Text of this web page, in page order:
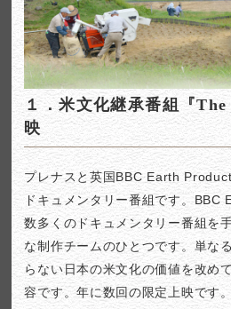
１．米文化継承番組『
映
プレナスと英国BBC Earth
ドキュメンタリー番組です。BBC
数多くのドキュメンタリー番組を
な制作チームのひとつです。単な
らない日本の米文化の価値を改め
容です。年に数回の限定上映です